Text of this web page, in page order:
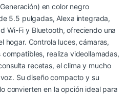
en color negro
5.5 pulgadas, Alexa integrada,
Wi-Fi y Bluetooth, ofreciendo una
hogar. Controla luces, cámaras,
realiza videollamadas,
recetas, el clima y mucho
Su diseño compacto y su
convierten en la opción ideal para